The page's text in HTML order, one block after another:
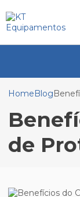
HomeBlog
de